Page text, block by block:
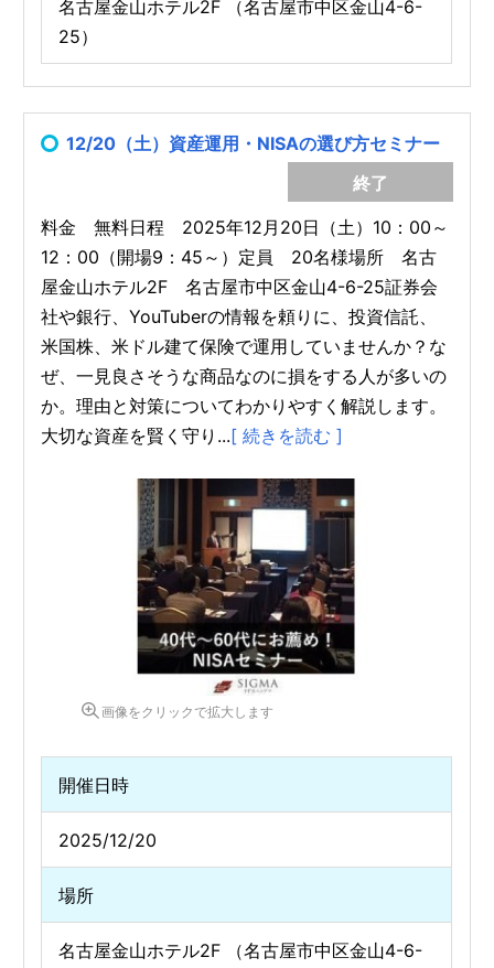
名古屋金山ホテル2F （名古屋市中区金山4-6-
25）
12/20（土）資産運用・NISAの選び方セミナー
終了
料金 無料日程 2025年12月20日（土）10：00～
12：00（開場9：45～）定員 20名様場所 名古
屋金山ホテル2F 名古屋市中区金山4-6-25証券会
社や銀行、YouTuberの情報を頼りに、投資信託、
米国株、米ドル建て保険で運用していませんか？な
ぜ、一見良さそうな商品なのに損をする人が多いの
か。理由と対策についてわかりやすく解説します。
大切な資産を賢く守り...[ 続きを読む ]
画像をクリックで拡大します
開催日時
2025/12/20
場所
名古屋金山ホテル2F （名古屋市中区金山4-6-